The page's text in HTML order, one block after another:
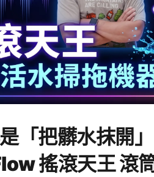
「把髒水抹開
搖滾天王 滾